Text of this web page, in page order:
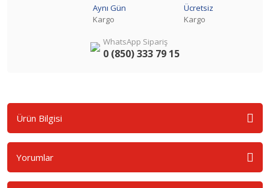
Aynı Gün
Kargo
Ücretsiz
Kargo
WhatsApp Sipariş
0 (850) 333 79 15
Ürün Bilgisi
Yorumlar